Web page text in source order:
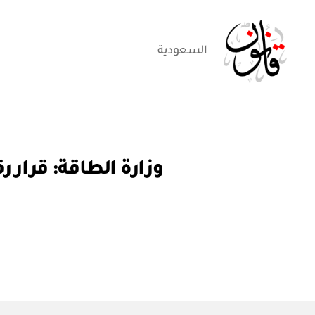
السعودية
التصنيفات